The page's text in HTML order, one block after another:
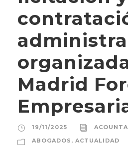
Madrid
19/11/2025
ABOGADOS , ACTUALIDAD